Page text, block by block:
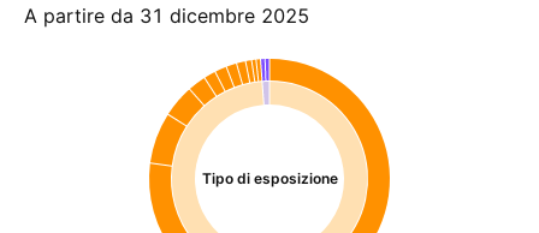
A partire da 31 dicembre 2025
Tipo di esposizione